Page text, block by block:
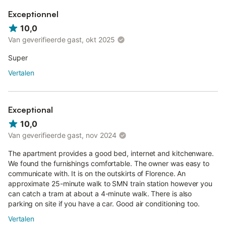
Exceptionnel
10,0
Van geverifieerde gast, okt 2025
Super
Vertalen
Exceptional
10,0
Van geverifieerde gast, nov 2024
The apartment provides a good bed, internet and kitchenware.
We found the furnishings comfortable. The owner was easy to
communicate with. It is on the outskirts of Florence. An
approximate 25-minute walk to SMN train station however you
can catch a tram at about a 4-minute walk. There is also
parking on site if you have a car. Good air conditioning too.
Vertalen